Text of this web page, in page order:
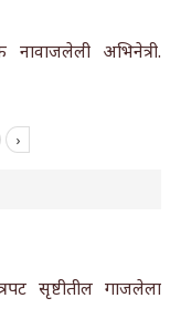
नावाजलेली अभिनेत्री.
›
सृष्टीतील गाजलेला